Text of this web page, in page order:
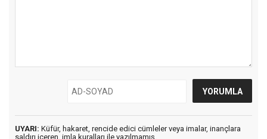
UYARI: Küfür, hakaret, rencide edici cümleler veya imalar, inançlara
saldırı içeren, imla kuralları ile yazılmamış,